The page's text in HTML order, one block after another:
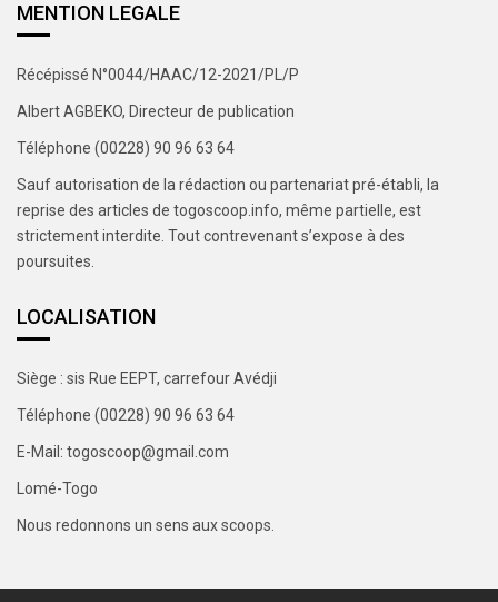
MENTION LEGALE
Récépissé N°0044/HAAC/12-2021/PL/P
Albert AGBEKO, Directeur de publication
Téléphone (00228) 90 96 63 64
Sauf autorisation de la rédaction ou partenariat pré-établi, la
reprise des articles de togoscoop.info, même partielle, est
strictement interdite. Tout contrevenant s’expose à des
poursuites.
LOCALISATION
Siège : sis Rue EEPT, carrefour Avédji
Téléphone (00228) 90 96 63 64
E-Mail: togoscoop@gmail.com
Lomé-Togo
Nous redonnons un sens aux scoops.